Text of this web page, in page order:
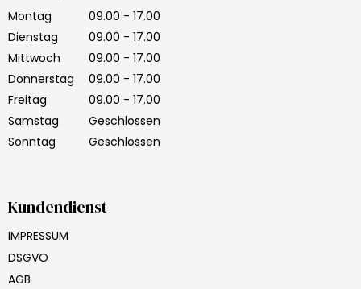
Montag
09.00 - 17.00
Dienstag
09.00 - 17.00
Mittwoch
09.00 - 17.00
Donnerstag
09.00 - 17.00
Freitag
09.00 - 17.00
Samstag
Geschlossen
Sonntag
Geschlossen
Kundendienst
IMPRESSUM
DSGVO
AGB